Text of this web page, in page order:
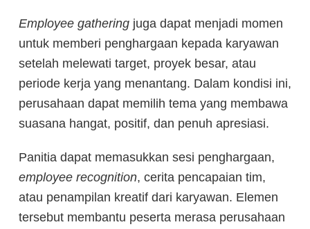
Employee gathering juga dapat menjadi momen
untuk memberi penghargaan kepada karyawan
setelah melewati target, proyek besar, atau
periode kerja yang menantang. Dalam kondisi ini,
perusahaan dapat memilih tema yang membawa
suasana hangat, positif, dan penuh apresiasi.
Panitia dapat memasukkan sesi penghargaan,
employee recognition, cerita pencapaian tim,
atau penampilan kreatif dari karyawan. Elemen
tersebut membantu peserta merasa perusahaan